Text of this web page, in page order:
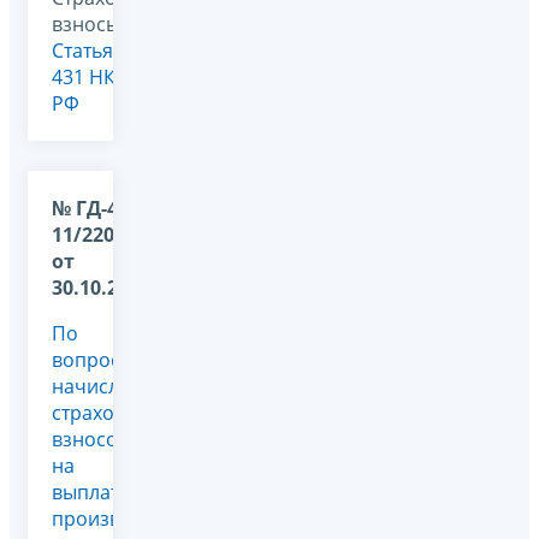
взносы,
Статья
431 НК
РФ
№ ГД-4-
11/22072@
от
30.10.2017
По
вопросу
начисления
страховых
взносов
на
выплаты,
производимые